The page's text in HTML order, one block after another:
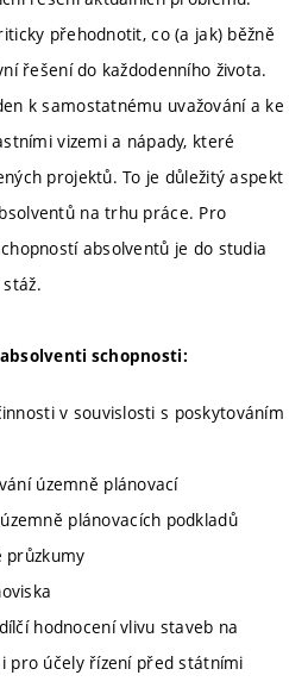
přehodnotit, co (a jak) běžně
řešení do každodenního života.
k samostatnému uvažování a ke
vizemi a nápady, které
projektů. To je důležitý aspekt
na trhu práce. Pro
absolventů je do studia
schopnosti:
v souvislosti s poskytováním
územně plánovací
plánovacích podkladů
průzkumy
hodnocení vlivu staveb na
pro účely řízení před státními